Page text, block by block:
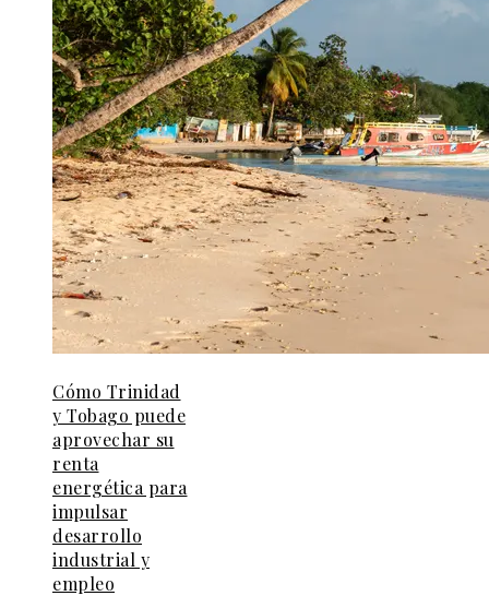
Cómo Trinidad
y Tobago puede
aprovechar su
renta
energética para
impulsar
desarrollo
industrial y
empleo